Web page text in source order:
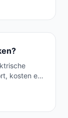
kosten en